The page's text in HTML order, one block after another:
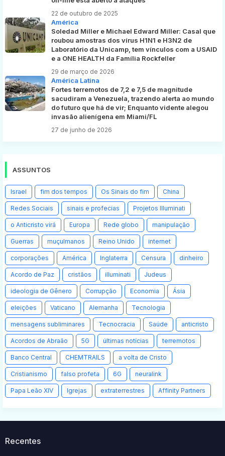
22 de outubro de 2025
América
Soledad Miller e Michael Edward Miller: Casal que
roubou amostras dos vírus H1N1 e H3N2 de
Laboratório da Unicamp, tem vínculos com a USAID
e a ONE HEALTH da Família Rockfeller
29 de março de 2026
América Latina
Fortes terremotos de 7,2 e 7,5 de magnitude
sacudiram a Venezuela, trazendo alerta ao mundo
do futuro que há de vir; Enquanto vidente alegou
invasão alienígena em Miami/FL
27 de junho de 2026
ASSUNTOS
Israel fim dos tempos Os Sinais do fim China
Redes Sociais sinais e profecias Projetos Illuminati
o Anticristo virá Europa Rede globo manipulação
Guerras muçulmanos Reino Unido internet
corporações América Inglaterra Censura dinheiro
Acordo de Paz cristãos illuminati Judeus
ideologia de Gênero Corrupção Economia Ásia
eleições Vaticano Alemanha Tecnologia
mensagens subliminares Tecnocracia Saúde anticristo
Acordos de Abraão 5G últimas notícias terremotos
Banco Central CHEMTRAILS a volta de Cristo
Cristianismo falso profeta 6G neuralink
Papa Leão XIV Igrejas extraterrestres Affinity Partners
Recentes